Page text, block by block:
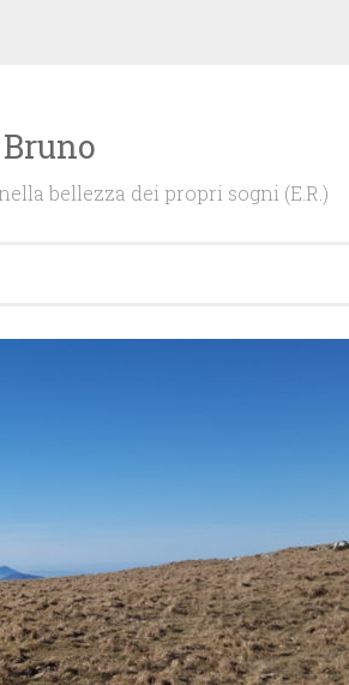
bellezza dei propri sogni (E.R.)